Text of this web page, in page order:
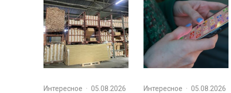
Интересное · 05.08.2026 Интересное · 05.08.2026